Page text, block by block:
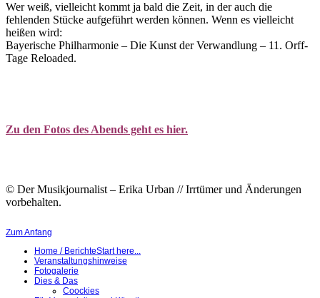
Wer weiß, vielleicht kommt ja bald die Zeit, in der auch die
fehlenden Stücke aufgeführt werden können. Wenn es vielleicht
heißen wird:
Bayerische Philharmonie – Die Kunst der Verwandlung – 11. Orff-
Tage Reloaded.
Zu den Fotos des Abends geht es hier.
© Der Musikjournalist – Erika Urban // Irrtümer und Änderungen
vorbehalten.
Zum Anfang
Home / BerichteStart here...
Veranstaltungshinweise
Fotogalerie
Dies & Das
Coockies